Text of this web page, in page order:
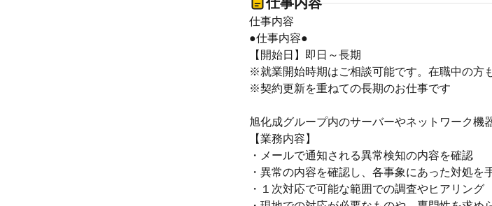
仕事内容
●仕事内容●
【開始日】即日～長期
※就業開始時期はご相談可能です。在職中の方
※契約更新を重ねての長期のお仕事です
旭化成グループ内のサーバーやネットワーク機
【業務内容】
・メールで通知される異常検知の内容を確認
・異常の内容を確認し、各事象にあった対処を
・１次対応で可能な範囲での調査やヒアリング